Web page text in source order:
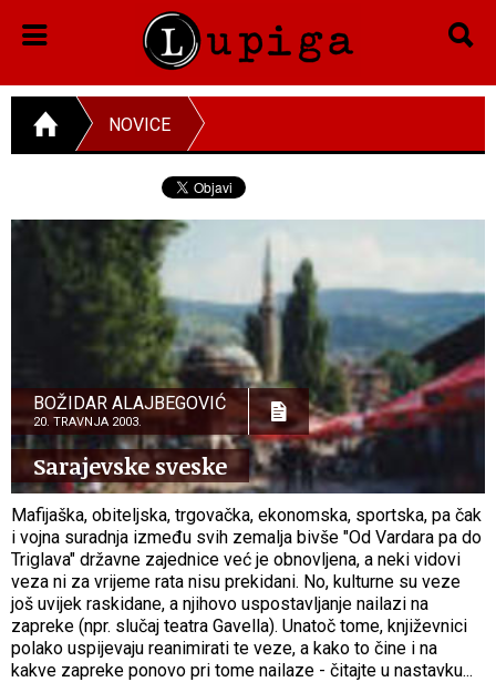
NOVICE
BOŽIDAR ALAJBEGOVIĆ
20. TRAVNJA 2003.
Sarajevske sveske
Mafijaška, obiteljska, trgovačka, ekonomska, sportska, pa čak
i vojna suradnja između svih zemalja bivše "Od Vardara pa do
Triglava" državne zajednice već je obnovljena, a neki vidovi
veza ni za vrijeme rata nisu prekidani. No, kulturne su veze
još uvijek raskidane, a njihovo uspostavljanje nailazi na
zapreke (npr. slučaj teatra Gavella). Unatoč tome, književnici
polako uspijevaju reanimirati te veze, a kako to čine i na
kakve zapreke ponovo pri tome nailaze - čitajte u nastavku...